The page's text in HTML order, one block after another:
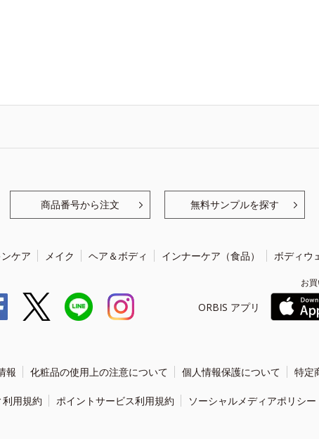
商品番号から注文 無料サンプルを探す
ケア メイク ヘア＆ボディ インナーケア（食品） ボディウ
ORBIS アプリ
お
報 化粧品の使用上の注意について 個人情報保護について 特定
用規約 ポイントサービス利用規約 ソーシャルメディアポリシー